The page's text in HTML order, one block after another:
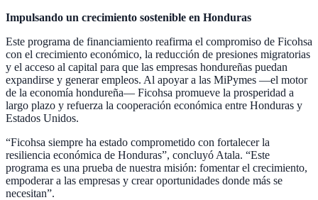
Impulsando un crecimiento sostenible en Honduras
Este programa de financiamiento reafirma el compromiso de Ficohsa
con el crecimiento económico, la reducción de presiones migratorias
y el acceso al capital para que las empresas hondureñas puedan
expandirse y generar empleos. Al apoyar a las MiPymes —el motor
de la economía hondureña— Ficohsa promueve la prosperidad a
largo plazo y refuerza la cooperación económica entre Honduras y
Estados Unidos.
“Ficohsa siempre ha estado comprometido con fortalecer la
resiliencia económica de Honduras”, concluyó Atala. “Este
programa es una prueba de nuestra misión: fomentar el crecimiento,
empoderar a las empresas y crear oportunidades donde más se
necesitan”.